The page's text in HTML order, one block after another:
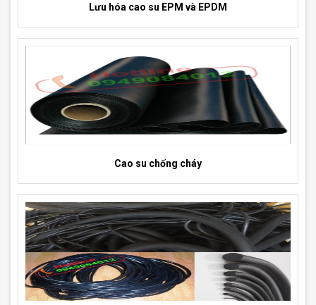
Lưu hóa cao su EPM và EPDM
Cao su chống cháy